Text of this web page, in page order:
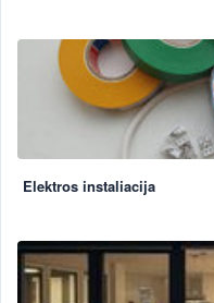
Elektros instaliacija